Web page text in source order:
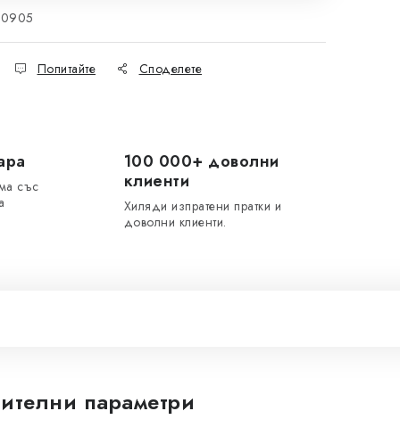
Попитайте Споделете
със
100 000+ доволни
клиенти
Хиляди изпратени пратки и
доволни клиенти.
параметри